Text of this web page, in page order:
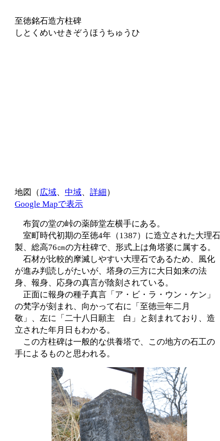
至徳銘石造方柱碑
しとくめいせきぞうほうちゅうひ
地図（広域、 中域、 詳細）
Google Mapで表示
布賀の堂の峠の薬師堂左横手にある。
室町時代初期の至徳4年（1387）に造立された大理石
製、総高76㎝の方柱碑で、形式上は角塔婆に属する。
石材が比較的摩滅しやすい大理石であるため、風化
が進み判読しがたいが、塔身の三方に大日如来の法
身、報身、応身の真言が陰刻されている。
正面に報身の種子真言「ア・ビ・ラ・ウン・ケン」
の梵字が刻まれ、向かって右に「至徳亖年二月
敬」、左に「二十八日願主 白」と刻まれており、造
立された年月日もわかる。
この方柱碑は一般的な供養塔で、この地方の石工の
手によるものと思われる。